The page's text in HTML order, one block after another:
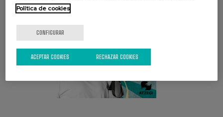
Política de cookies
CONFIGURAR
RECHAZAR COOKIES
ACEPTAR COOKIES